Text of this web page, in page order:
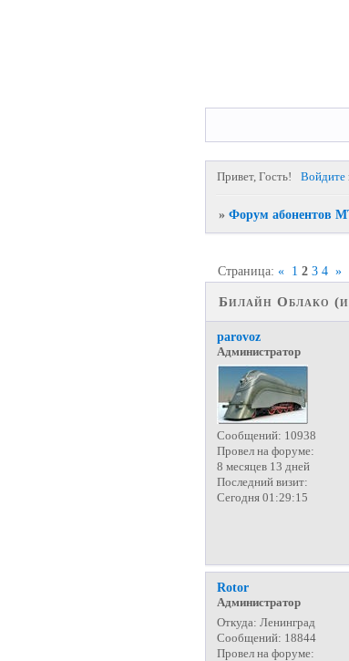
Привет, Гость! Войдите
» Форум абонентов
Билайн Облако
Страница: « 1 2 3 4 »
parovoz
Администратор
Сообщений: 10938
Провел на форуме:
8 месяцев 13 дней
Последний визит:
Сегодня 01:29:15
Rotor
Администратор
Откуда: Ленинград
Сообщений: 18844
Провел на форуме: